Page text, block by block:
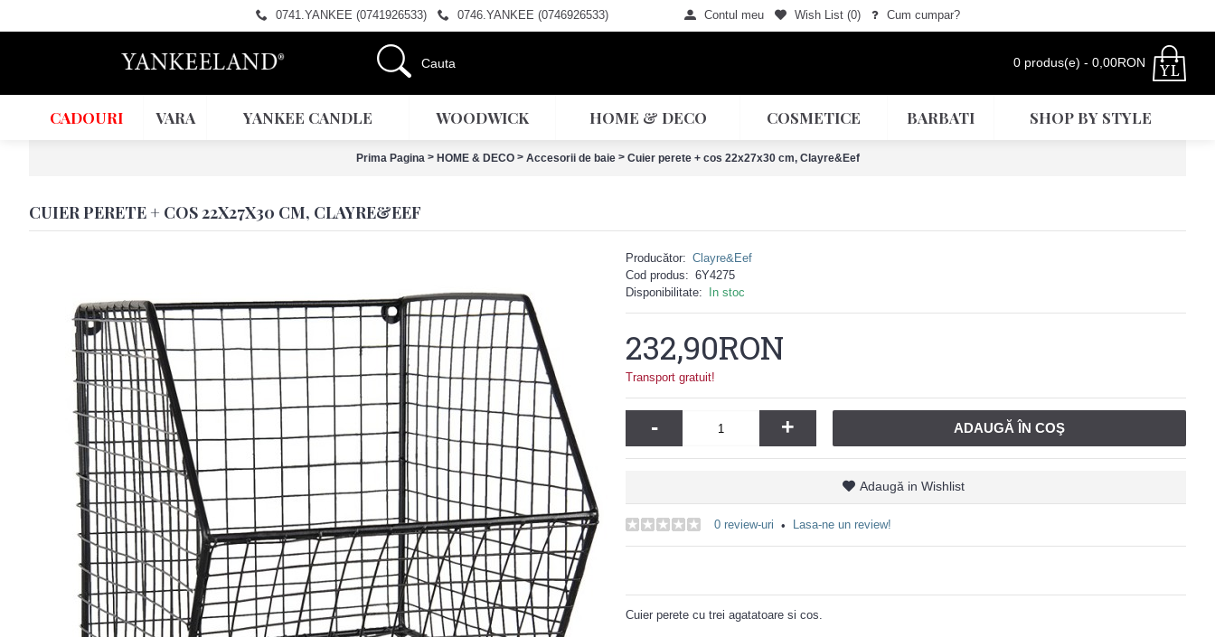
0741.YANKEE (0741926533) 0746.YANKEE (0746926533) Contul meu Wish List (0) Cum cumpar?
0 produs(e) - 0,00RON
CADOURI VARA YANKEE CANDLE WOODWICK HOME & DECO COSMETICE BARBATI SHOP BY STYLE
Prima Pagina > HOME & DECO > Accesorii de baie > Cuier perete + cos 22x27x30 cm, Clayre&Eef
CUIER PERETE + COS 22X27X30 CM, CLAYRE&EEF
Producător: Clayre&Eef
Cod produs: 6Y4275
Disponibilitate:
In stoc
232,90RON
Transport gratuit!
- + ADAUGĂ ÎN COŞ
Adaugă in Wishlist
0 review-uri • Lasa-ne un review!
Cuier perete cu trei agatatoare si cos.